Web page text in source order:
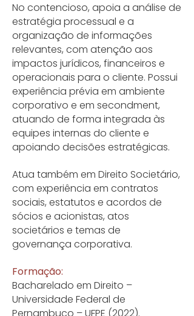
No contencioso, apoia a análise de
estratégia processual e a
organização de informações
relevantes, com atenção aos
impactos jurídicos, financeiros e
operacionais para o cliente. Possui
experiência prévia em ambiente
corporativo e em secondment,
atuando de forma integrada às
equipes internas do cliente e
apoiando decisões estratégicas.
Atua também em Direito Societário,
com experiência em contratos
sociais, estatutos e acordos de
sócios e acionistas, atos
societários e temas de
governança corporativa.
Formação:
Bacharelado em Direito –
Universidade Federal de